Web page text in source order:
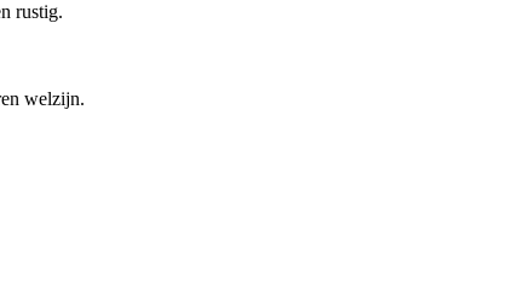
rustig.
welzijn.